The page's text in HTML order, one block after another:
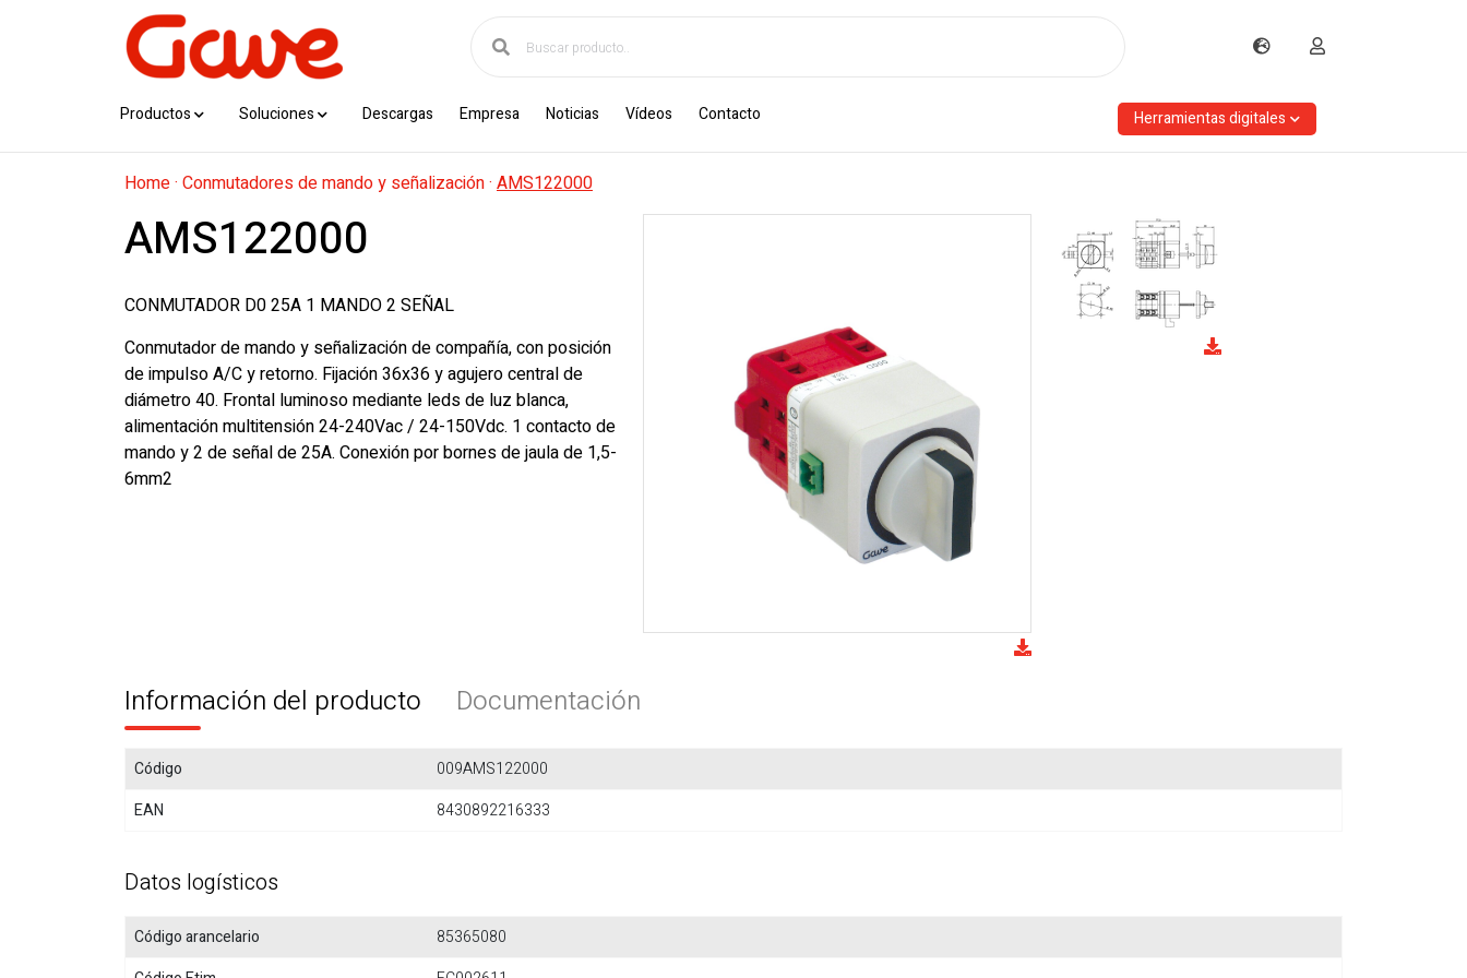
Productos Soluciones Descargas Empresa Noticias Vídeos Contacto Herramientas digitales
Home· Conmutadores de mando y señalización· AMS122000
AMS122000
CONMUTADOR D0 25A 1 MANDO 2 SEÑAL
Conmutador de mando y señalización de compañía, con posición
de impulso A/C y retorno. Fijación 36x36 y agujero central de
diámetro 40. Frontal luminoso mediante leds de luz blanca,
alimentación multitensión 24-240Vac / 24-150Vdc. 1 contacto de
mando y 2 de señal de 25A. Conexión por bornes de jaula de 1,5-
6mm2
Información del producto Documentación
Código
009AMS122000
EAN
8430892216333
Datos logísticos
Código arancelario
85365080